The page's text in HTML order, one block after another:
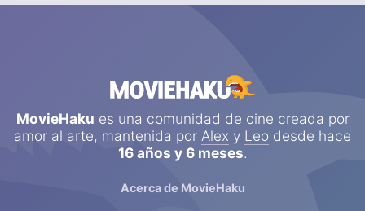
MovieHaku es una comunidad de cine creada por
amor al arte, mantenida por Alex y Leo desde hace
16 años y 6 meses.
Acerca de MovieHaku